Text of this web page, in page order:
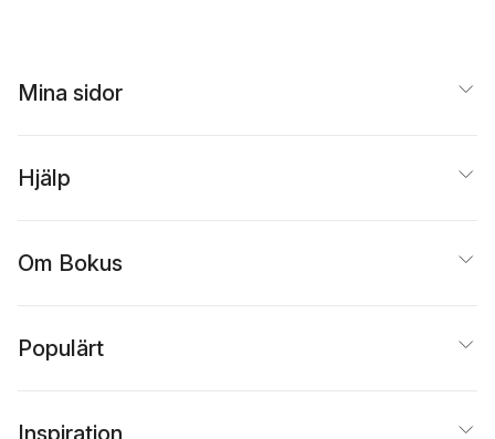
Mina sidor
Hjälp
Om Bokus
Populärt
Inspiration